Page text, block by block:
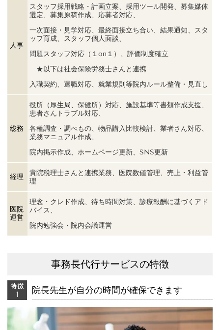
人事
スタッフ採用戦略・計画立案、採用ツール開発、募集媒体
選定、募集原稿作成、 応募者対応、
一次面接・見学対応、最終面接立ち合い、結果通知、 スタ
ッフ育成、スタッフ個人面談、
問題スタッフ対応（１on１）、評価制度確立
★以下は社会保険労務士さんと連携
入職契約、退職対応、就業規則等院内ルール整備・見直し
総務
役所（厚生局、保健所）対応、施設基準等書類作成支援、
患者さんトラブル対応、
各種調査・調べもの、物品購入比較検討、業者さん対応、
業務マニュアル作成、
院内掲示作成、ホームページ更新、SNS更新
経理
貴院税理士さんと連携業務、医院数値管理、売上・利益管
理
医院
運営
理念・クレド作成、待ち時間対策、診療報酬に基づくアド
バイス、
院内勉強会・ 院内会議運営
事務長代行サービスの特徴
院長先生が自分の時間が確保できます